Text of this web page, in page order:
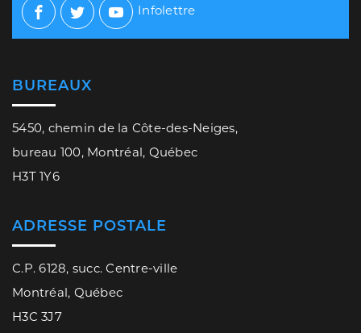
Facebook
TwitterYoutube
Infolettre
BUREAUX
5450, chemin de la Côte-des-Neiges,
bureau 100, Montréal, Québec
H3T 1Y6
ADRESSE POSTALE
C.P. 6128, succ. Centre-ville
Montréal, Québec
H3C 3J7